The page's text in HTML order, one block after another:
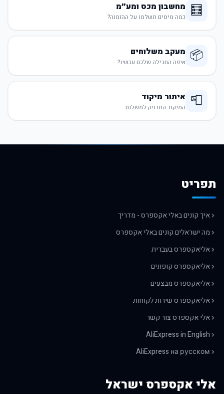
🧮 מחשבון מכס ומע״מ
כמה מיסים תשלמו על ההזמנה?
📦 מעקב משלוחים
איפה החבילה שלכם עכשיו?
📮 איתור מיקוד
המיקוד המדויק למשלוח
תפריט
איך קונים באלי אקספרס - מדריך
מה ישראלים קונים באלי אקספרס
אליאקספרס בעברית
אליאקספרס קופונים
אליאקספרס מבצעים
אליאקספרס שירות לקוחות
אלי אקספרס צור קשר
AliExpress in English
AliExpress на русском
אלי אקספרס ישראל